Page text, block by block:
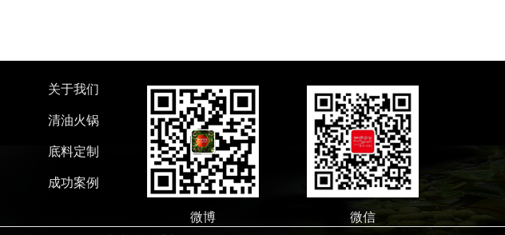
关于我们
清油火锅
底料定制
成功案例
微博
微信